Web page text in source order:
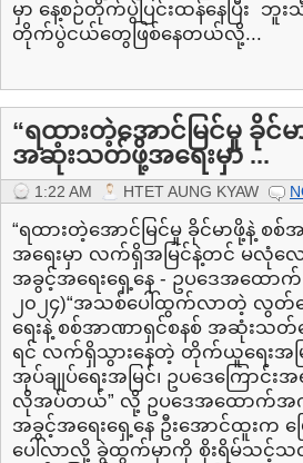
မှာ နေ့စဉ်တိုက်ပွဲပြင်းထန်နေပြီး ဘူး
တိုက်ပွဲငယ်တွေဖြစ်နေတယ်လို့...
“ရထားတဲ့အောင်မြင်မှု ခိုင်
အဆုံးသတ်ဖို့အရေးမှာ ...
1:22 AM HTET AUNG KYAW
“ရထားတဲ့အောင်မြင်မှု ခိုင်မာဖို့နဲ့
အရေးမှာ လက်ရှိအမြင်နဲ့တင် မလုံလ
အခွင့်အရေးရှေ့နေ - ဥပဒေအထော
၂၀၂၄)“အသစ်ပေါ်ထွက်လာတဲ့ လွတ်မ
ရေးနဲ့ စစ်အာဏာရှင်စနစ် အဆုံး
ရင် လက်ရှိသွားနေတဲ့ တိုက်ယူရေးအမြ
အုပ်ချုပ်ရေးအမြင်၊ ဥပဒေကြောင်
လိုအပ်တယ်” လို့ ဥပဒေအထောက်
အခွင့်အရေးရှေ့နေ ဦးအောင်ထူးက
ပေါ်လာလို့ ခွဲထွက်မှာကို စိုးရိမ်သင့်သ